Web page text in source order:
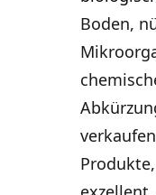
Boden,